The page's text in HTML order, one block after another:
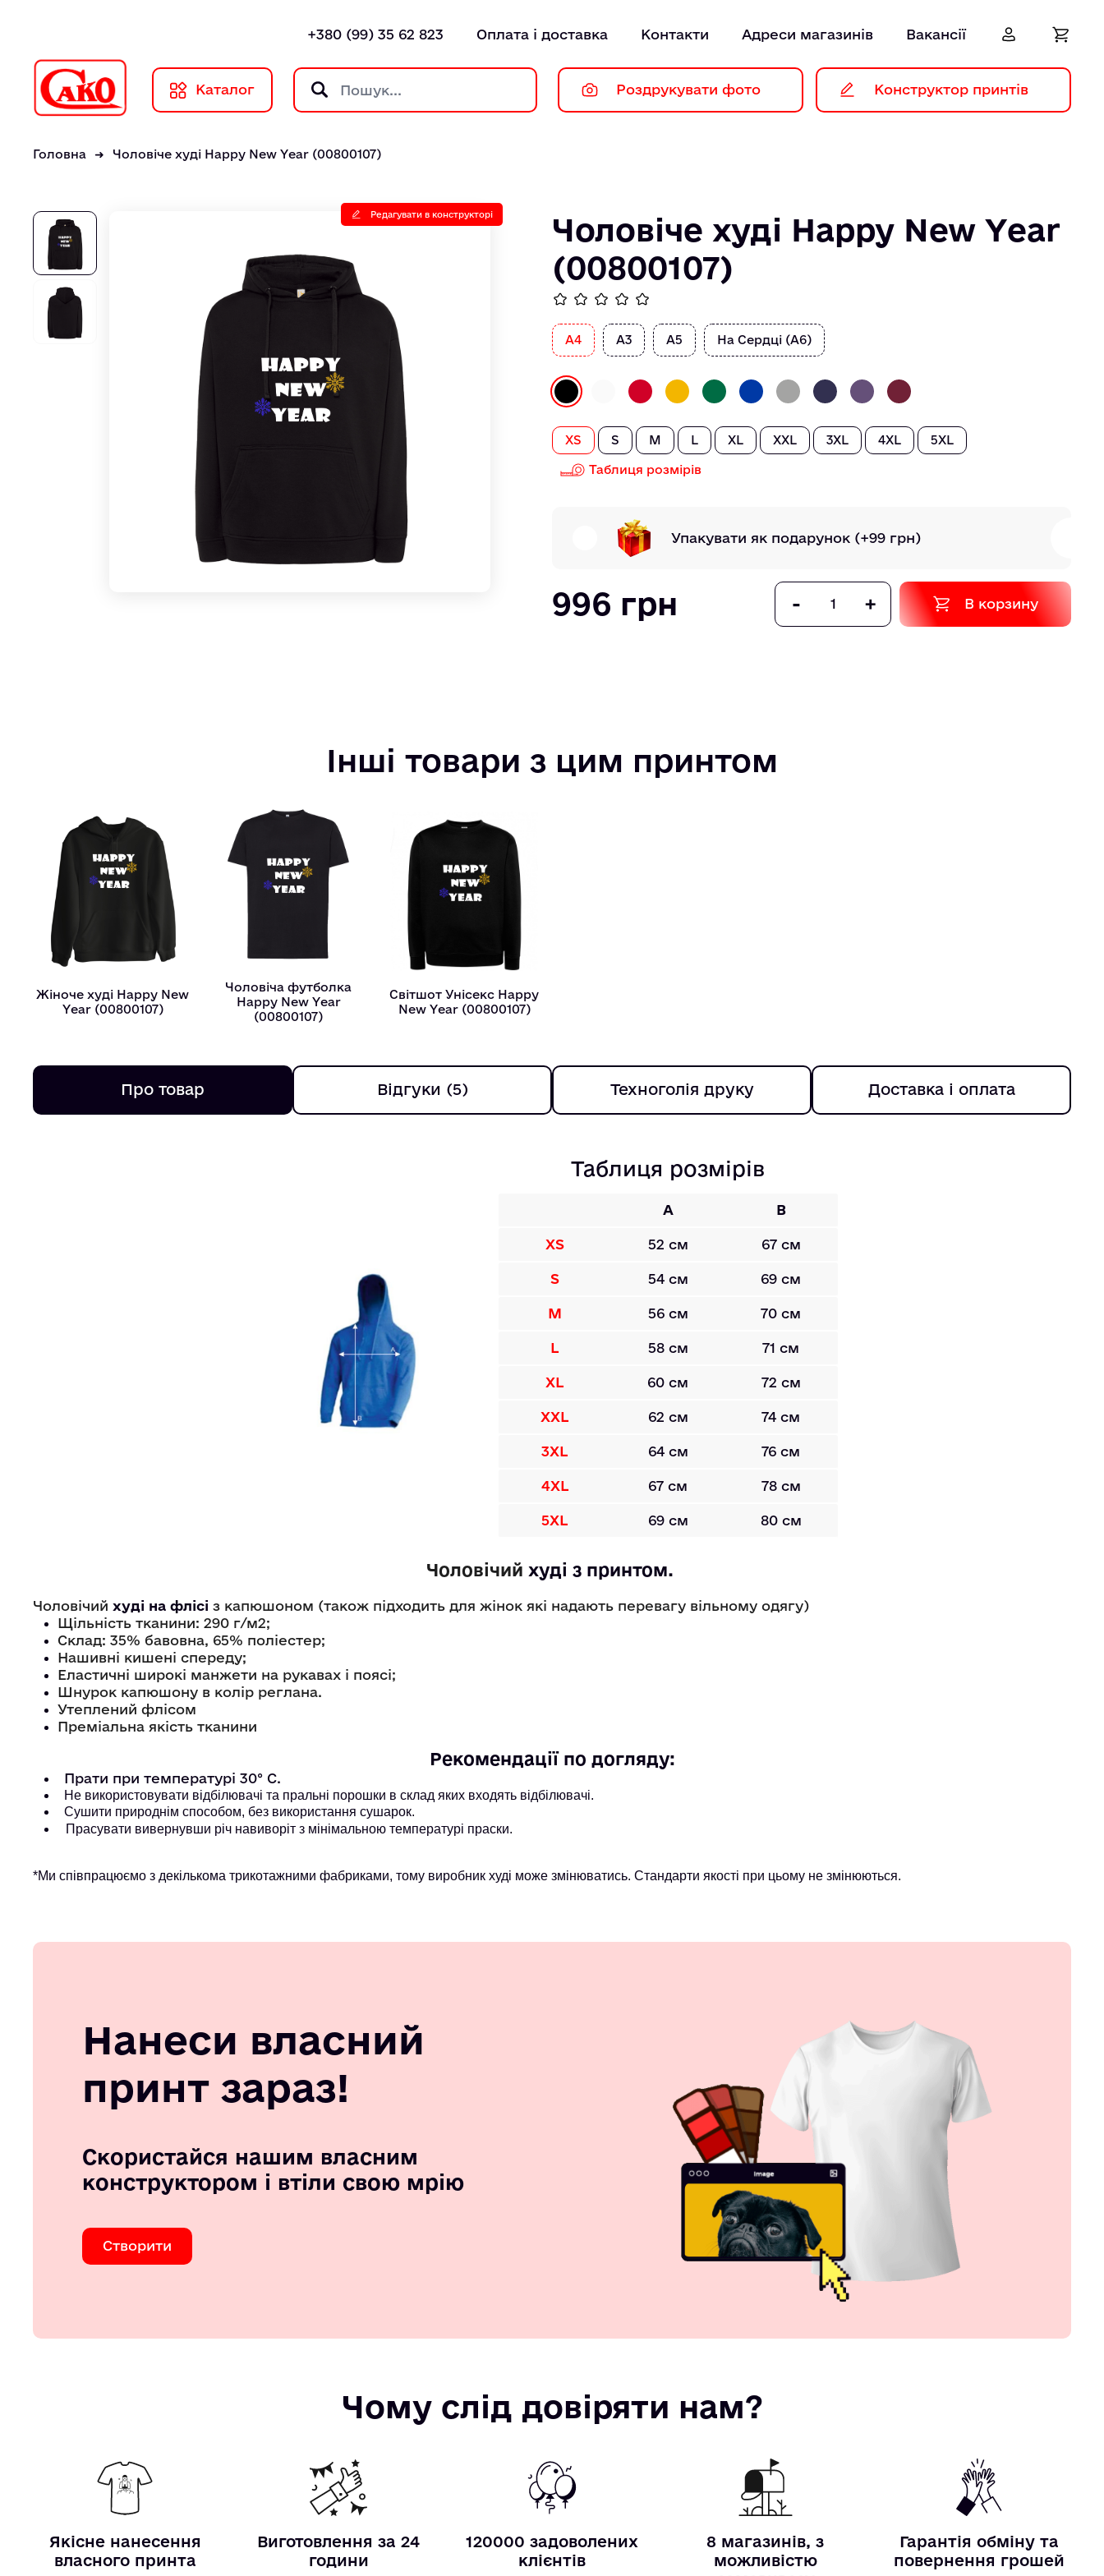
+380 (99) 35 62 823 Оплата і доставка Контакти Адреси магазинів Вакансії
Каталог Роздрукувати фото Конструктор принтів
Головна Чоловіче худі Happy New Year (00800107)
Редагувати в конструкторі
Чоловіче худі Happy New Year
(00800107)
А4 А3 А5 На Сердці (А6)
XS S M L XL XXL 3XL 4XL 5XL
Таблиця розмірів
Упакувати як подарунок (+99 грн)
996 грн - + В корзину
Інші товари з цим принтом
Жіноче худі Happy New
Year (00800107)
Чоловіча футболка
Happy New Year
(00800107)
Світшот Унісекс Happy
New Year (00800107)
Про товар Відгуки (5) Техноголія друку Доставка і оплата
Таблиця розмірів
A B
XS 52 см 67 см
S 54 см 69 см
M 56 см 70 см
L 58 см 71 см
XL 60 см 72 см
XXL 62 см 74 см
3XL 64 см 76 см
4XL 67 см 78 см
5XL 69 см 80 см
Чоловічий худі з принтом.
Чоловічий худі на флісі з капюшоном (також підходить для жінок які надають перевагу вільному одягу)
Щільність тканини: 290 г/м2;
Склад: 35% бавовна, 65% поліестер;
Нашивні кишені спереду;
Еластичні широкі манжети на рукавах і поясі;
Шнурок капюшону в колір реглана.
Утеплений флісом
Преміальна якість тканини
Рекомендації по догляду:
Прати при температурі 30° С.
Не використовувати відбілювачі та пральні порошки в склад яких входять відбілювачі.
Сушити природнім способом, без використання сушарок.
Прасувати вивернувши річ навиворіт з мінімальною температурі праски.
*Ми співпрацюємо з декількома трикотажними фабриками, тому виробник худі може змінюватись. Стандарти якості при цьому не змінюються.
Нанеси власний
принт зараз!
Скористайся нашим власним
конструктором і втіли свою мрію
Створити
Чому слід довіряти нам?
Якісне нанесення
власного принта
Виготовлення за 24
години
120000 задоволених
клієнтів
8 магазинів, з
можливістю
Гарантія обміну та
повернення грошей